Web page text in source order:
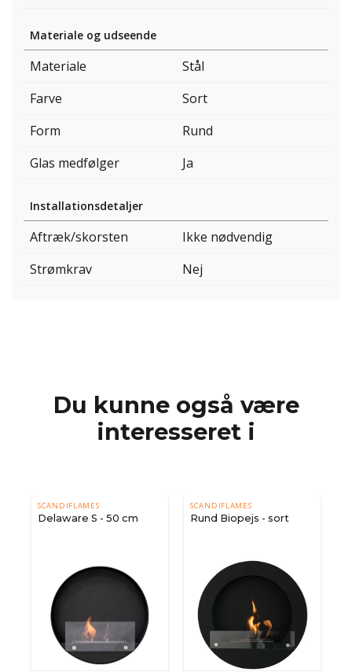
Materiale og udseende
Materiale
Stål
Farve
Sort
Form
Rund
Glas medfølger
Ja
Installationsdetaljer
Aftræk/skorsten
Ikke nødvendig
Strømkrav
Nej
Du kunne også være
interesseret i
SCANDIFLAMES
Delaware S - 50 cm
SCANDIFLAMES
Rund Biopejs - sort